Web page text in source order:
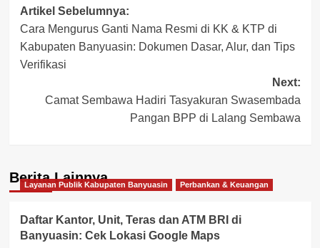
Post
navigation
Artikel Sebelumnya:
Cara Mengurus Ganti Nama Resmi di KK & KTP di
Kabupaten Banyuasin: Dokumen Dasar, Alur, dan Tips
Verifikasi
Next:
Camat Sembawa Hadiri Tasyakuran Swasembada
Pangan BPP di Lalang Sembawa
Berita Lainnya
Layanan Publik Kabupaten Banyuasin Perbankan & Keuangan
Daftar Kantor, Unit, Teras dan ATM BRI di
Banyuasin: Cek Lokasi Google Maps